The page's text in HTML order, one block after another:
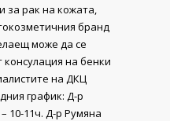
за рак на кожата,
бранд
може да се
на бенки
на ДКЦ
график: Д-р
10-11ч. Д-р Румяна